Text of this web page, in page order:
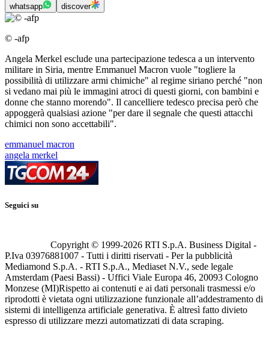
whatsapp discover
© -afp
Angela Merkel esclude una partecipazione tedesca a un intervento
militare in Siria, mentre Emmanuel Macron vuole "togliere la
possibilità di utilizzare armi chimiche" al regime siriano perché "non
si vedano mai più le immagini atroci di questi giorni, con bambini e
donne che stanno morendo". Il cancelliere tedesco precisa però che
appoggerà qualsiasi azione "per dare il segnale che questi attacchi
chimici non sono accettabili".
emmanuel macron
angela merkel
Seguici su
Copyright © 1999-2026 RTI S.p.A. Business Digital -
P.Iva 03976881007 - Tutti i diritti riservati - Per la pubblicità
Mediamond S.p.A. - RTI S.p.A., Mediaset N.V., sede legale
Amsterdam (Paesi Bassi) - Uffici Viale Europa 46, 20093 Cologno
Monzese (MI)Rispetto ai contenuti e ai dati personali trasmessi e/o
riprodotti è vietata ogni utilizzazione funzionale all’addestramento di
sistemi di intelligenza artificiale generativa. È altresì fatto divieto
espresso di utilizzare mezzi automatizzati di data scraping.